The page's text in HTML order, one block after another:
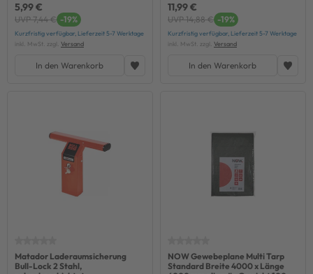
5,99 €
UVP 7,44 € -19%
Kurzfristig verfügbar, Lieferzeit 5-7 Werktage
inkl. MwSt. zzgl. Versand
In den Warenkorb
11,99 €
UVP 14,88 € -19%
Kurzfristig verfügbar, Lieferzeit 5-7 Werktage
inkl. MwSt. zzgl. Versand
In den Warenkorb
Matador Laderaumsicherung
Bull-Lock 2 Stahl,
NOW Gewebeplane Multi Tarp
Standard Breite 4000 x Länge